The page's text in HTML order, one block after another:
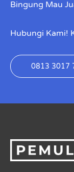
Bingung Mau
Hubungi Kami!
0813 3017